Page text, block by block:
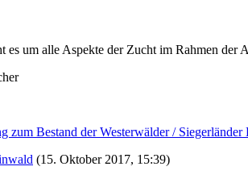
es um alle Aspekte der Zucht im Rahmen der
zum Bestand der Westerwälder / Siegerländer
(15. Oktober 2017, 15:39)